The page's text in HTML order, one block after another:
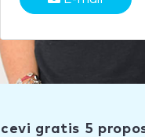
gratis 5